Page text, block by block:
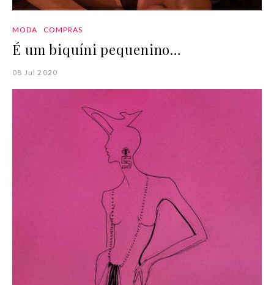
MODA COMPRAS
É um biquíni pequenino…
08 Jul 2020